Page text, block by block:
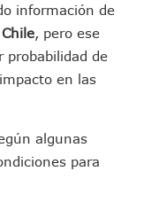
2026
Vallarta
Corporation
Vallarta
información de
, pero ese
probabilidad de
en las
algunas
para